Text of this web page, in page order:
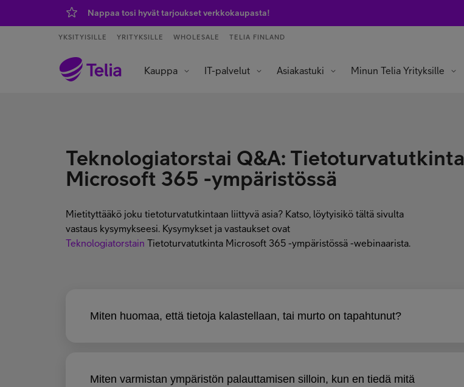
Nappaa tosi hyvät tarjoukset verkkokaupasta!
YKSITYISILLE YRITYKSILLE WHOLESALE TELIA FINLAND
Kauppa IT-palvelut Asiakastuki Minun Telia Yrityksille
Teknologiatorstai Q&A: Tietoturvatutkinta
Microsoft 365 -ympäristössä
Mietityttääkö joku tietoturvatutkintaan liittyvä asia? Katso, löytyisikö tältä sivulta
vastaus kysymykseesi. Kysymykset ja vastaukset ovat
Teknologiatorstain Tietoturvatutkinta Microsoft 365 -ympäristössä -webinaarista.
Miten huomaa, että tietoja kalastellaan, tai murto on tapahtunut?
Miten varmistan ympäristön palauttamisen silloin, kun en tiedä mitä